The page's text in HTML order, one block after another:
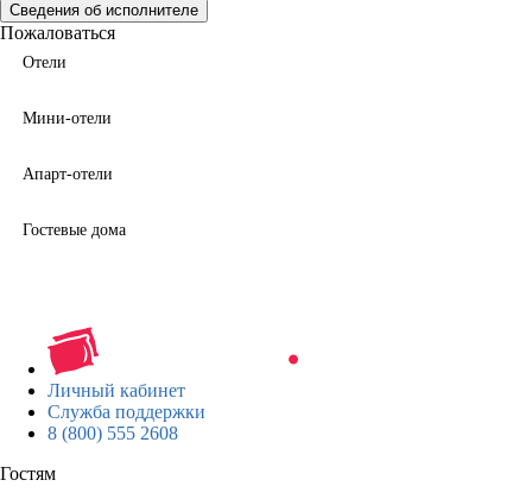
Сведения об исполнителе
Пожаловаться
Отели
Мини-отели
Апарт-отели
Гостевые дома
Личный кабинет
Служба поддержки
8 (800) 555 2608
Гостям